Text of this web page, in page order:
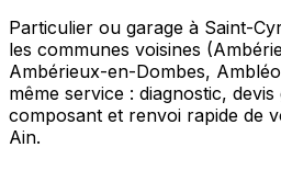
Particulier ou garage à Saint-
les communes voisines
Ambérieux-en-Dombes,
même service : diagnostic,
composant et renvoi rapide de
Ain.